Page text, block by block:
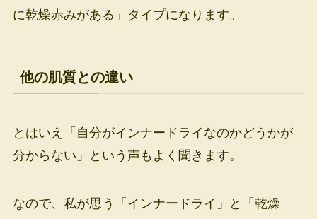
に乾燥赤みがある」タイプになります。
他の肌質との違い
とはいえ「自分がインナードライなのかどうかが
分からない」という声もよく聞きます。
なので、私が思う「インナードライ」と「乾燥